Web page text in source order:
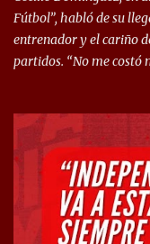
Fútbol”, habló de su
entrenador y el cariño
partidos. “No me costó
llegué a un
mucho. Me favorece
ayudó a que me
gusta mucho jugar de
también. Jugar de 9 y
me gusta jugar por